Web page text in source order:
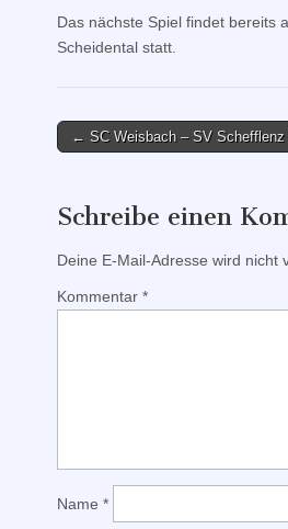
Das nächste Spiel findet bereits
Scheidental statt.
Post
← SC Weisbach – SV
Schreibe einen
Deine E-Mail-Adresse wird nicht
Kommentar *
Name *